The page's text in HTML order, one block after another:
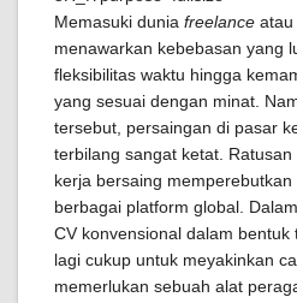
Memasuki dunia freelance atau
menawarkan kebebasan yang
fleksibilitas waktu hingga
yang sesuai dengan minat.
tersebut, persaingan di pasar
terbilang sangat ketat.
kerja bersaing
berbagai platform global.
CV konvensional dalam
lagi cukup untuk meyakinkan
memerlukan sebuah alat